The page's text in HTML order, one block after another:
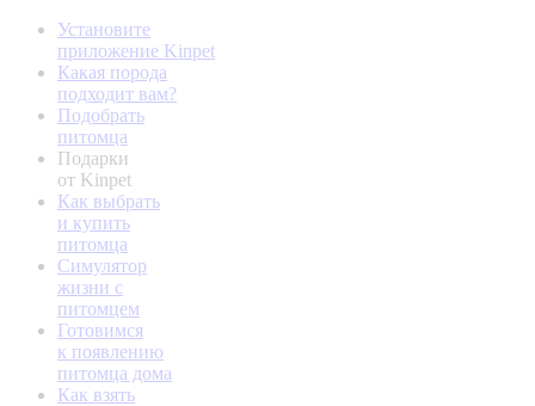
Установите
приложение Kinpet
Какая порода
подходит вам?
Подобрать
питомца
Подарки
от Kinpet
Как выбрать
и купить
питомца
Симулятор
жизни с
питомцем
Готовимся
к появлению
питомца дома
Как взять